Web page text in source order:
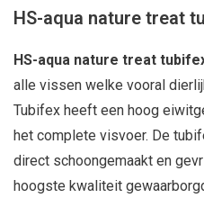
HS-aqua nature treat
HS-aqua nature treat
alle vissen welke vooral
Tubifex heeft een hoog
het complete visvoer. De
direct schoongemaakt en
hoogste kwaliteit